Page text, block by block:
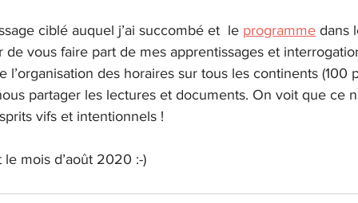
ciblé auquel j’ai succombé et  le programme dans
de vous faire part de mes apprentissages et
l’organisation des horaires sur tous les continents (100
partager les lectures et documents. On voit que ce
vifs et intentionnels !
mois d’août 2020 :-)